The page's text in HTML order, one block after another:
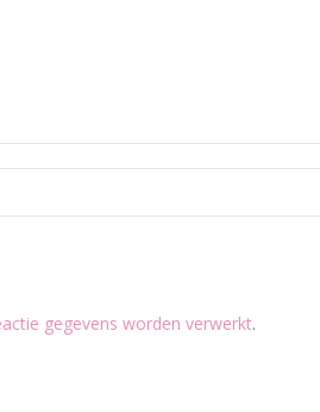
gegevens worden verwerkt.